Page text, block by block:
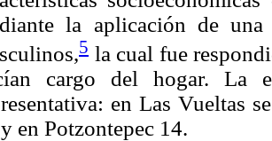
la aplicación de
5 la cual fue
cargo del hogar. La
en Las Vueltas
en Potzontepec 14.